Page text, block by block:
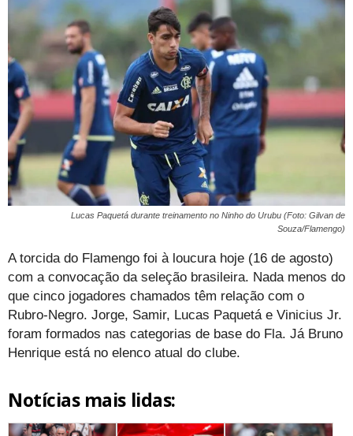
Lucas Paquetá durante treinamento no Ninho do Urubu (Foto: Gilvan de
Souza/Flamengo)
A torcida do Flamengo foi à loucura hoje (16 de agosto)
com a convocação da seleção brasileira. Nada menos do
que cinco jogadores chamados têm relação com o
Rubro-Negro. Jorge, Samir, Lucas Paquetá e Vinicius Jr.
foram formados nas categorias de base do Fla. Já Bruno
Henrique está no elenco atual do clube.
Notícias mais lidas: